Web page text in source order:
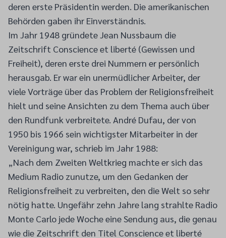
deren erste Präsidentin werden. Die amerikanischen
Behörden gaben ihr Einverständnis.
Im Jahr 1948 gründete Jean Nussbaum die
Zeitschrift Conscience et liberté (Gewissen und
Freiheit), deren erste drei Nummern er persönlich
herausgab. Er war ein unermüdlicher Arbeiter, der
viele Vorträge über das Problem der Religionsfreiheit
hielt und seine Ansichten zu dem Thema auch über
den Rundfunk verbreitete. André Dufau, der von
1950 bis 1966 sein wichtigster Mitarbeiter in der
Vereinigung war, schrieb im Jahr 1988:
„Nach dem Zweiten Weltkrieg machte er sich das
Medium Radio zunutze, um den Gedanken der
Religionsfreiheit zu verbreiten, den die Welt so sehr
nötig hatte. Ungefähr zehn Jahre lang strahlte Radio
Monte Carlo jede Woche eine Sendung aus, die genau
wie die Zeitschrift den Titel Conscience et liberté